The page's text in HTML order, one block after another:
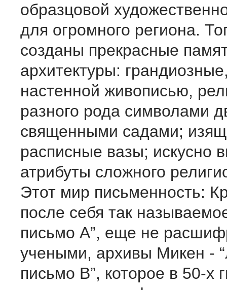
образцовой
для огромного региона.
созданы прекрасные
архитектуры:
настенной живописью,
разного рода символами
священными садами;
расписные вазы; искусно
атрибуты сложного
Этот мир письменность:
после себя так
письмо А”, еще не
учеными, архивы Микен -
письмо В”, которое в 50-х